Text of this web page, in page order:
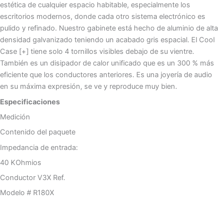
estética de cualquier espacio habitable, especialmente los
escritorios modernos, donde cada otro sistema electrónico es
pulido y refinado. Nuestro gabinete está hecho de aluminio de alta
densidad galvanizado teniendo un acabado gris espacial. El Cool
Case [+] tiene solo 4 tornillos visibles debajo de su vientre.
También es un disipador de calor unificado que es un 300 % más
eficiente que los conductores anteriores. Es una joyería de audio
en su máxima expresión, se ve y reproduce muy bien.
Especificaciones
Medición
Contenido del paquete
Impedancia de entrada:
40 KOhmios
Conductor V3X Ref.
Modelo # R180X